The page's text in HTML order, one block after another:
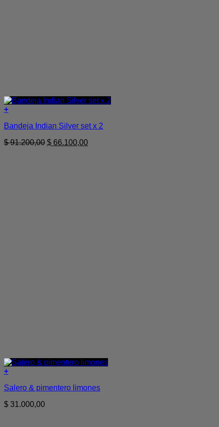
+
Bandeja Indian Silver set x 2
$91.200,00 El
$ 66.100,00El
+
Salero & pimentero limones
$ 31.000,00